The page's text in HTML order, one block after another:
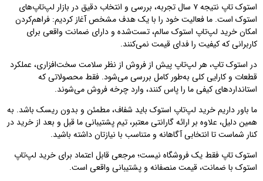
استوک تاپ نتیجه ۷ سال تجربه، بررسی و انتخاب دقیق در بازار لپ‌تاپ‌های
استوک است. ما فعالیت خود را با یک هدف مشخص آغاز کردیم: فراهم‌کردن
امکان خرید لپ‌تاپ استوک سالم، تست‌شده و دارای ضمانت واقعی برای
کاربرانی که کیفیت را فدای قیمت نمی‌کنند.
در استوک تاپ، هر لپ‌تاپ پیش از فروش از نظر سلامت سخت‌افزاری، عملکرد
قطعات و کارایی کلی به‌طور کامل بررسی می‌شود. فقط محصولاتی که
استانداردهای کیفی ما را پاس کنند، وارد چرخه فروش می‌شوند.
ما باور داریم خرید لپ‌تاپ استوک باید شفاف، مطمئن و بدون ریسک باشد. به
همین دلیل، علاوه بر ارائه گارانتی معتبر، تیم پشتیبانی ما قبل و بعد از خرید در
کنار شماست تا انتخابی آگاهانه و متناسب با نیازتان داشته باشید.
استوک تاپ فقط یک فروشگاه نیست؛ مرجعی قابل اعتماد برای خرید لپ‌تاپ
استوک با ضمانت، قیمت منصفانه و پشتیبانی واقعی است.